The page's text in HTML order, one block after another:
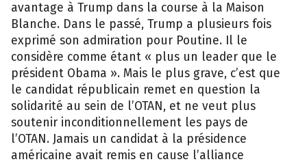
avantage à Trump dans la course à la Maison
Blanche. Dans le passé, Trump a plusieurs fois
exprimé son admiration pour Poutine. Il le
considère comme étant « plus un leader que le
président Obama ». Mais le plus grave, c’est que
le candidat républicain remet en question la
solidarité au sein de l’OTAN, et ne veut plus
soutenir inconditionnellement les pays de
l’OTAN. Jamais un candidat à la présidence
américaine avait remis en cause l’alliance